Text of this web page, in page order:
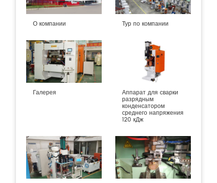
О компании Тур по компании
Галерея Аппарат для сварки
разрядным
конденсатором
среднего напряжения
120 кДж